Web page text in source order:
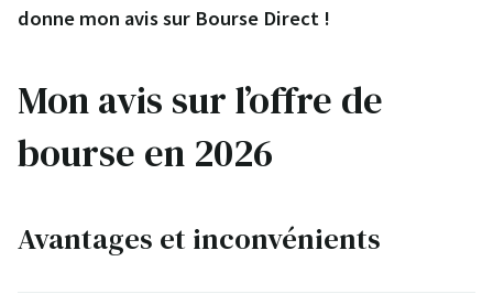
donne mon avis sur Bourse Direct !
Mon avis sur l’offre de
bourse en 2026
Avantages et inconvénients